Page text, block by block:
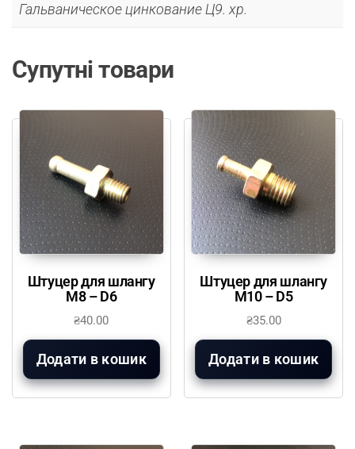
Гальваническое цинкование Ц9. хр.
Супутні товари
Штуцер для шлангу
М8 – D6
₴40.00
Додати в кошик
Штуцер для шлангу
М10 – D5
₴35.00
Додати в кошик